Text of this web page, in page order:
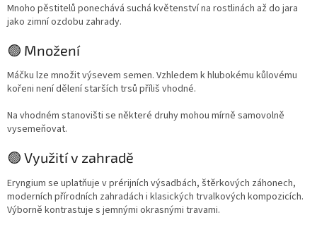
Mnoho pěstitelů ponechává suchá květenství na rostlinách až do jara
jako zimní ozdobu zahrady.
🟢 Množení
Máčku lze množit výsevem semen. Vzhledem k hlubokému kůlovému
kořeni není dělení starších trsů příliš vhodné.
Na vhodném stanovišti se některé druhy mohou mírně samovolně
vysemeňovat.
🟢 Využití v zahradě
Eryngium se uplatňuje v prérijních výsadbách, štěrkových záhonech,
moderních přírodních zahradách i klasických trvalkových kompozicích.
Výborně kontrastuje s jemnými okrasnými travami.